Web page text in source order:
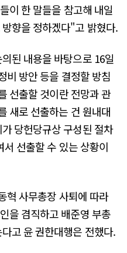
이 한 말들을 참고해 내일
향을 정하겠다"고 밝혔다.
된 내용을 바탕으로 16일
비 방안 등을 결정할 방침
선출할 것이란 전망과 관
새로 선출하는 건 원내대
당헌당규상 구성된 절차
선출할 수 있는 상황이
혁 사무총장 사퇴에 따라
을 겸직하고 배준영 부총
고 윤 권한대행은 전했다.